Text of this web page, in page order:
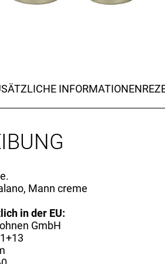
INFORMATIONEN
Mann creme
in der EU:
GmbH